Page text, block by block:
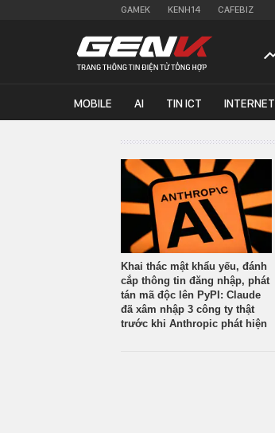
GAMEK KENH14 CAFEBIZ
MOBILE AI TIN ICT INTERNET
Khai thác mật khẩu yếu, đánh
cắp thông tin đăng nhập, phát
tán mã độc lên PyPI: Claude
đã xâm nhập 3 công ty thật
trước khi Anthropic phát hiện